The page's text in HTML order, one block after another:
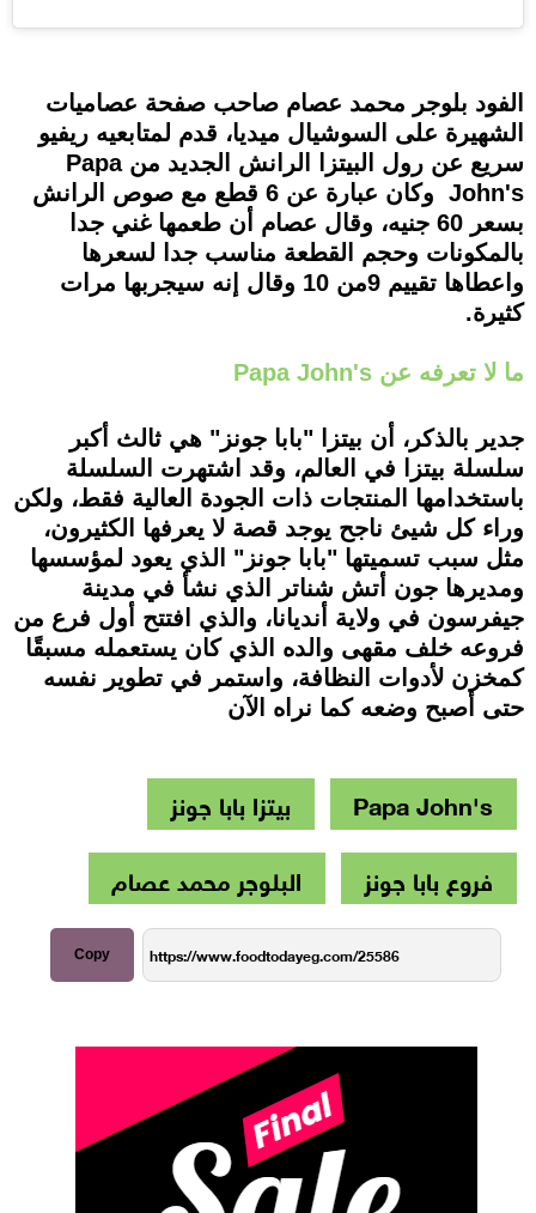
الفود بلوجر محمد عصام صاحب صفحة عصاميات
الشهيرة على السوشيال ميديا، قدم لمتابعيه ريفيو
سريع عن رول البيتزا الرانش الجديد من Papa
John's وكان عبارة عن 6 قطع مع صوص الرانش
بسعر 60 جنيه، وقال عصام أن طعمها غني جدا
بالمكونات وحجم القطعة مناسب جدا لسعرها
واعطاها تقييم 9من 10 وقال إنه سيجربها مرات
كثيرة.
ما لا تعرفه عن Papa John's
جدير بالذكر، أن بيتزا "بابا جونز" هي ثالث أكبر
سلسلة بيتزا في العالم، وقد اشتهرت السلسلة
باستخدامها المنتجات ذات الجودة العالية فقط، ولكن
وراء كل شيئ ناجح يوجد قصة لا يعرفها الكثيرون،
مثل سبب تسميتها "بابا جونز" الذي يعود لمؤسسها
ومديرها جون أتش شناتر الذي نشأ في مدينة
جيفرسون في ولاية أنديانا، والذي افتتح أول فرع من
فروعه خلف مقهى والده الذي كان يستعمله مسبقًا
كمخزن لأدوات النظافة، واستمر في تطوير نفسه
حتى أصبح وضعه كما نراه الآن
Papa John's
بيتزا بابا جونز
فروع بابا جونز
البلوجر محمد عصام
Copy